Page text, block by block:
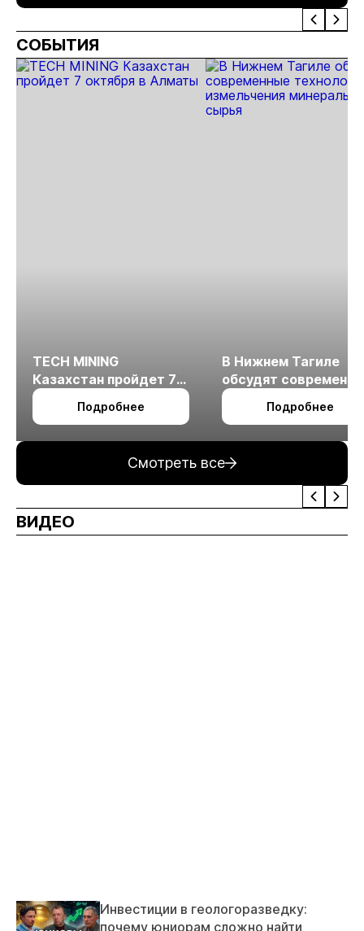
экологической
экспертизы
новый этап
Забайкалье
СОБЫТИЯ
TECH MINING
Казахстан пройдет 7
октября в Алматы
Подробнее
В Нижнем Тагиле
обсудят
технологии
измельчения
Подробнее
Смотреть все
ВИДЕО
Инвестиции в геологоразведку:
почему юниорам сложно найти